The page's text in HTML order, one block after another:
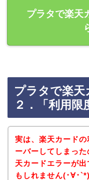
プラタで楽天
プラタで楽
２．「利用限
実は、楽天カード
ーバーしてしまっ
天カードエラーが
もしれません(･∀･`*)